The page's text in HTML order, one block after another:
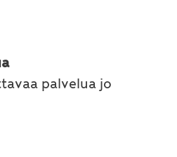
palvelua jo